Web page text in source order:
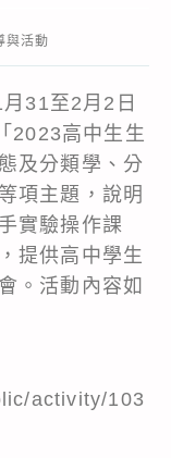
與活動
31至2月2日
2023高中生生
及分類學、分
項主題，說明
實驗操作課
提供高中學生
。活動內容如
activity/103